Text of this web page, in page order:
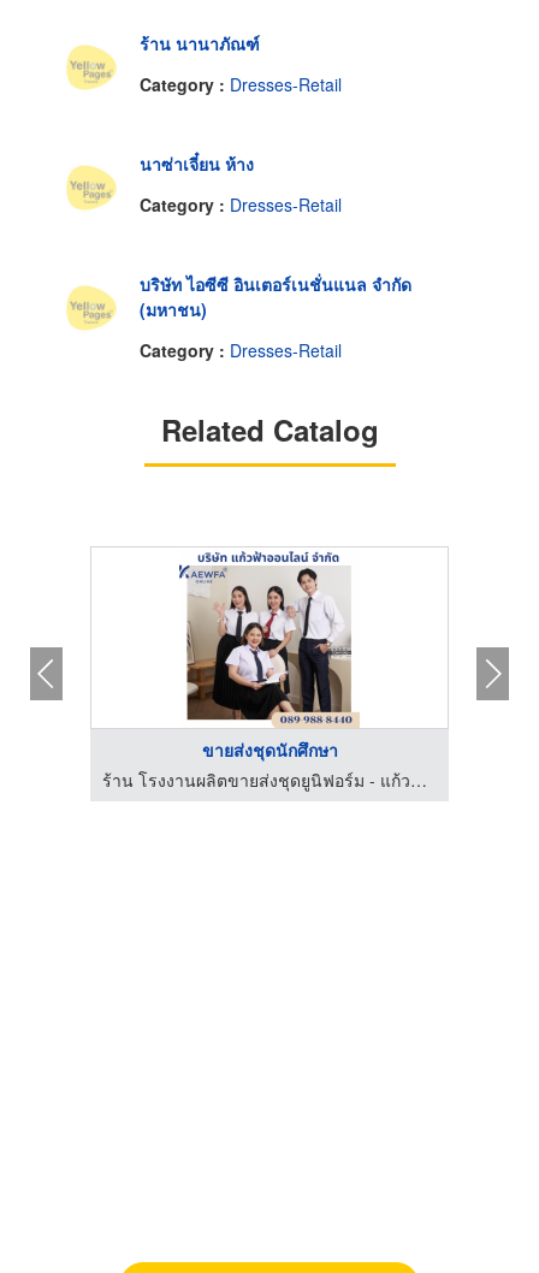
ร้าน นานาภัณฑ์
Category : Dresses-Retail
นาซ่าเจี๋ยน ห้าง
Category : Dresses-Retail
บริษัท ไอซีซี อินเตอร์เนชั่นแนล จำกัด
(มหาชน)
Category : Dresses-Retail
Related Catalog
ขายส่งชุดนักศึกษา
ร้าน โรงงานผลิตขายส่งชุดยูนิฟอร์ม - แก้วฟ้าออนไลน์ โบ๊เบ๊